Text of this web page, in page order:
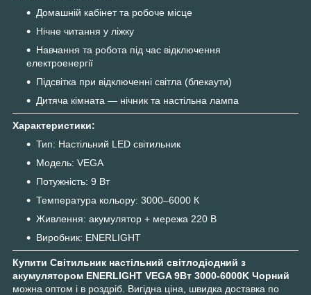
Домашній кабінет та робоче місце
Нічне читання у ліжку
Навчання та робота під час відключення
електроенергії
Підсвітка при відключенні світла (блекаути)
Дитяча кімната — нічник та настільна лампа
Характеристики:
Тип: Настільний LED світильник
Модель: VEGA
Потужність: 9 Вт
Температура кольору: 3000–6000 К
Живлення: акумулятор + мережа 220 В
Виробник: ENERLIGHT
Купити Світильник настільний світлодіодний з
акумулятором ENERLIGHT VEGA 9Вт 3000-6000K Чорний
можна оптом і в роздріб. Вигідна ціна, швидка доставка по